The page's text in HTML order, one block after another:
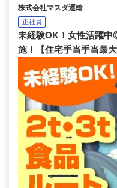
株式会社マスダ運輸
正社員
未経験OK！女性活躍
施！【住宅手当手当最